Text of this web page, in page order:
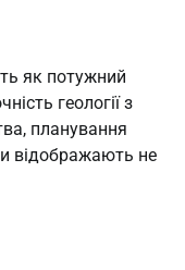
як потужний
геології з
планування
відображають не